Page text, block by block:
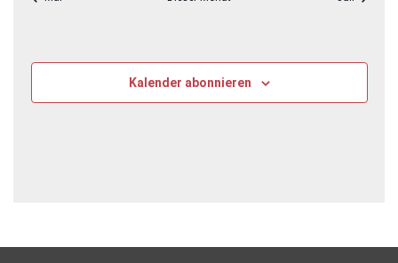
Kalender abonnieren